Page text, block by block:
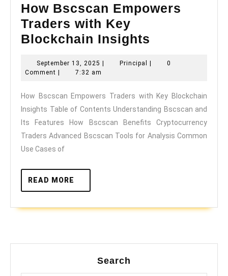
How Bscscan Empowers
Traders with Key
Blockchain Insights
Empowers
with
Key
Blockchain
September 13, 2025 September
13,
| Principal Principal
|
0
Comment | 7:32 am
How Bscscan Empowers Traders with Key Blockchain
Insights Table of Contents Understanding Bscscan and
Its Features How Bscscan Benefits Cryptocurrency
Traders Advanced Bscscan Tools for Analysis Common
Use Cases of
READ MORE
MORE
Search